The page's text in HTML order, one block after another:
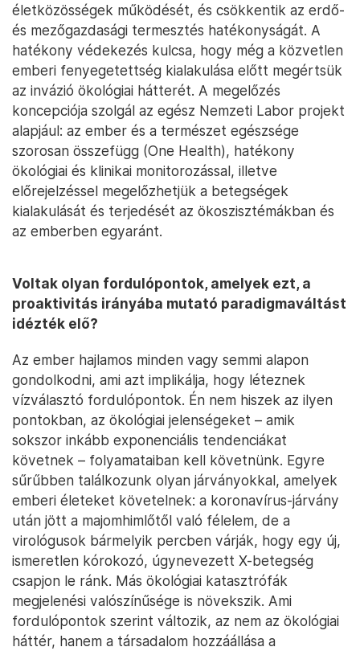
életközösségek működését, és csökkentik az erdő-
és mezőgazdasági termesztés hatékonyságát. A
hatékony védekezés kulcsa, hogy még a közvetlen
emberi fenyegetettség kialakulása előtt megértsük
az invázió ökológiai hátterét. A megelőzés
koncepciója szolgál az egész Nemzeti Labor projekt
alapjául: az ember és a természet egészsége
szorosan összefügg (One Health), hatékony
ökológiai és klinikai monitorozással, illetve
előrejelzéssel megelőzhetjük a betegségek
kialakulását és terjedését az ökoszisztémákban és
az emberben egyaránt.
Voltak olyan fordulópontok, amelyek ezt, a
proaktivitás irányába mutató paradigmaváltást
idézték elő?
Az ember hajlamos minden vagy semmi alapon
gondolkodni, ami azt implikálja, hogy léteznek
vízválasztó fordulópontok. Én nem hiszek az ilyen
pontokban, az ökológiai jelenségeket – amik
sokszor inkább exponenciális tendenciákat
követnek – folyamataiban kell követnünk. Egyre
sűrűbben találkozunk olyan járványokkal, amelyek
emberi életeket követelnek: a koronavírus-járvány
után jött a majomhimlőtől való félelem, de a
virológusok bármelyik percben várják, hogy egy új,
ismeretlen kórokozó, úgynevezett X-betegség
csapjon le ránk. Más ökológiai katasztrófák
megjelenési valószínűsége is növekszik. Ami
fordulópontok szerint változik, az nem az ökológiai
háttér, hanem a társadalom hozzáállása a